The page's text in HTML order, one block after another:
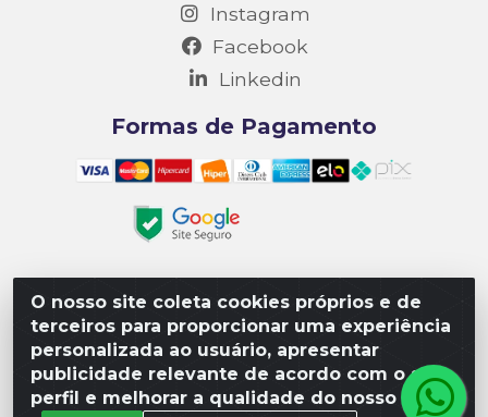
O nosso site coleta cookies próprios e de
terceiros para proporcionar uma experiência
personalizada ao usuário, apresentar
publicidade relevante de acordo com o seu
perfil e melhorar a qualidade do nosso site.
Instagram
Facebook
Linkedin
Formas de Pagamento
Matriz R3 Suprimentos - Rua 14, Polo Empresarial Goiás
– Etapa III, Quadra: 15; Lote 04, Aparecida de
Goiânia/GO, CEP 74985-182. - CNPJ 10.641.901/0001-16